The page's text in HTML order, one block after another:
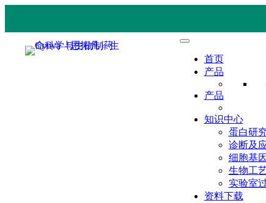
首页
产品
产品
知识中心
蛋白研
诊断及
细胞基
生物工
实验室
资料下载